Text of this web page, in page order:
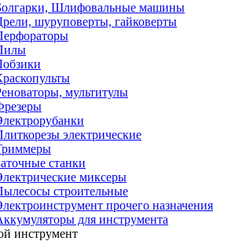
Шлифовальные машины
шуруповерты, гайковерты
мультитулы
электрические
станки
миксеры
строительные
прочего назначения
для инструмента
инструмент